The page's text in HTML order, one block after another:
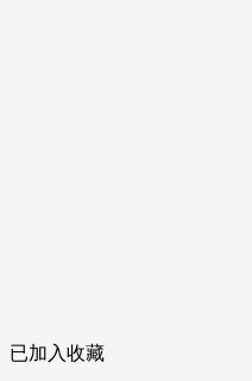
已加入收藏